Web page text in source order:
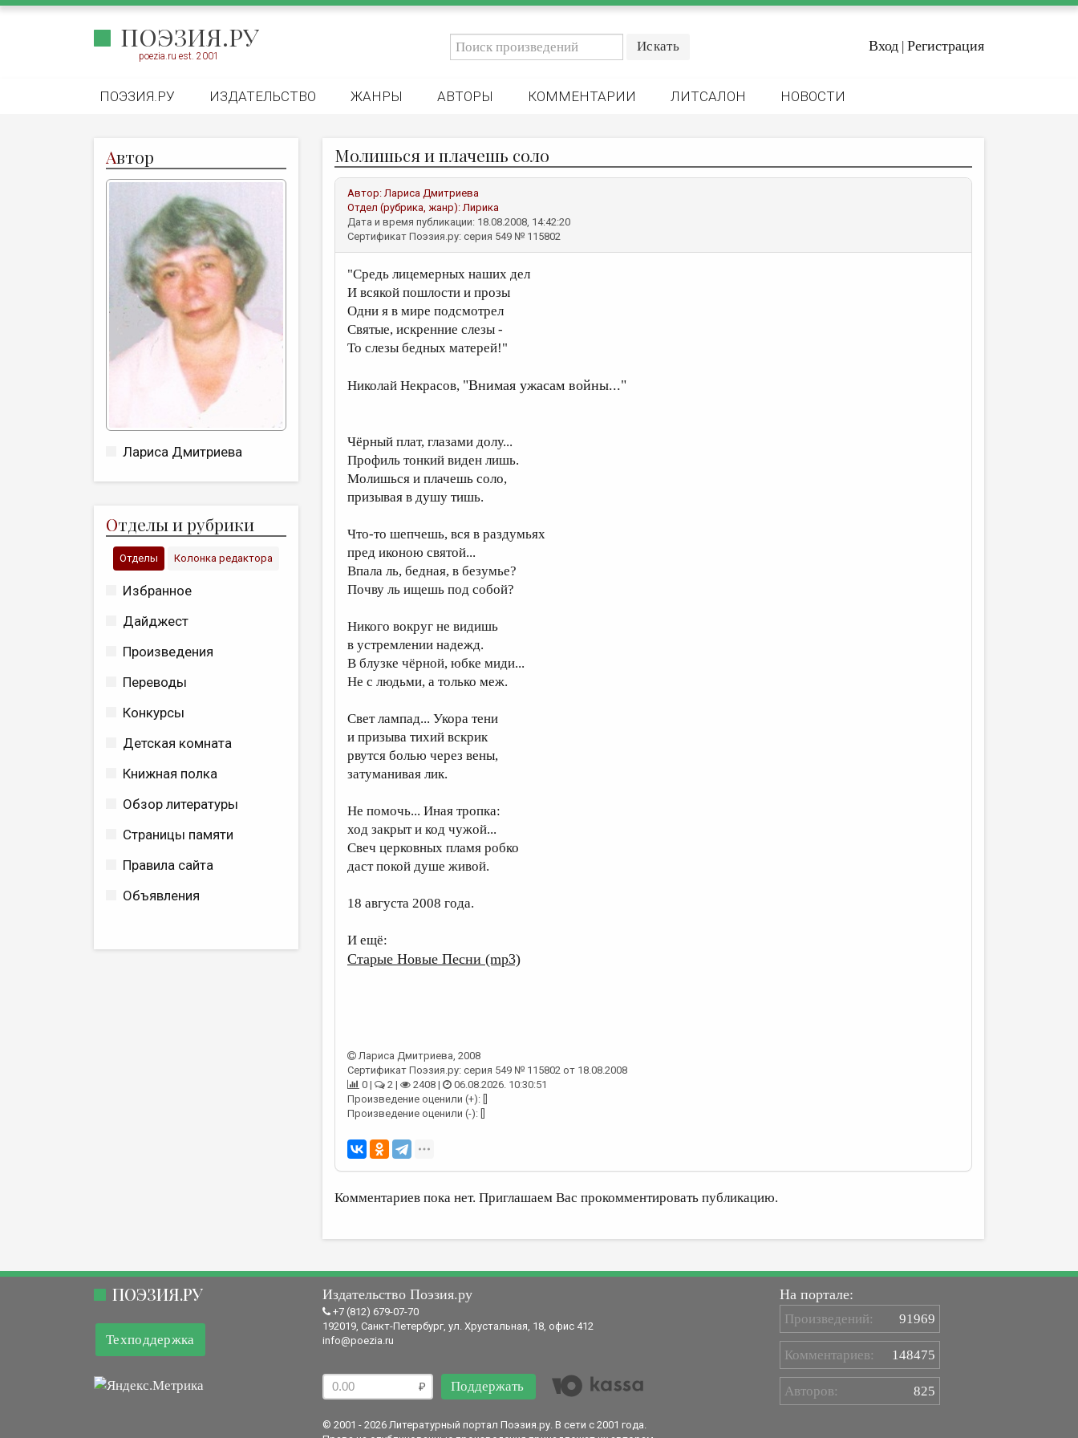
ПОЭЗИЯ.РУ
poezia.ru est. 2001
Вход | Регистрация
ПОЭЗИЯ.РУ ИЗДАТЕЛЬСТВО ЖАНРЫ АВТОРЫ КОММЕНТАРИИ ЛИТСАЛОН НОВОСТИ
Автор
Лариса Дмитриева
Отделы и рубрики
Отделы Колонка редактора
Избранное
Дайджест
Произведения
Переводы
Конкурсы
Детская комната
Книжная полка
Обзор литературы
Страницы памяти
Правила сайта
Объявления
Молишься и плачешь соло
Автор:Лариса Дмитриева
Отдел (рубрика, жанр):Лирика
Дата и время публикации: 18.08.2008, 14:42:20
Сертификат Поэзия.ру: серия 549 № 115802
"Средь лицемерных наших дел
И всякой пошлости и прозы
Одни я в мире подсмотрел
Святые, искренние слезы -
То слезы бедных матерей!"
Николай Некрасов, "Внимая ужасам войны..."
Чёрный плат, глазами долу...
Профиль тонкий виден лишь.
Молишься и плачешь соло,
призывая в душу тишь.
Что-то шепчешь, вся в раздумьях
пред иконою святой...
Впала ль, бедная, в безумье?
Почву ль ищешь под собой?
Никого вокруг не видишь
в устремлении надежд.
В блузке чёрной, юбке миди...
Не с людьми, а только меж.
Свет лампад... Укора тени
и призыва тихий вскрик
рвутся болью через вены,
затуманивая лик.
Не помочь... Иная тропка:
ход закрыт и код чужой...
Свеч церковных пламя робко
даст покой душе живой.
18 августа 2008 года.
И ещё:
Старые Новые Песни (mp3)
Лариса Дмитриева, 2008
Сертификат Поэзия.ру: серия 549 № 115802 от 18.08.2008
0 |
2 | 2408 |
06.08.2026. 10:30:51
Произведение оценили (+): []
Произведение оценили (-): []
Комментариев пока нет. Приглашаем Вас прокомментировать публикацию.
ПОЭЗИЯ.РУ
Техподдержка
Издательство Поэзия.ру
+7 (812) 679-07-70
192019, Санкт-Петербург, ул. Хрустальная, 18, офис 412
info@poezia.ru
Поддержать
© 2001 - 2026 Литературный портал Поэзия.ру. В сети с 2001 года.
На портале:
Произведений: 91969
Комментариев: 148475
Авторов: 825